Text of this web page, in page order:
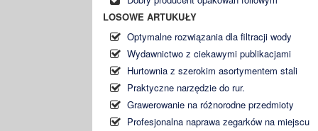
LOSOWE ARTUKUŁY
Optymalne rozwiązania dla filtracji wody
Wydawnictwo z ciekawymi publikacjami
Hurtownia z szerokim asortymentem stali
Praktyczne narzędzie do rur.
Grawerowanie na różnorodne przedmioty
Profesjonalna naprawa zegarków na miejscu